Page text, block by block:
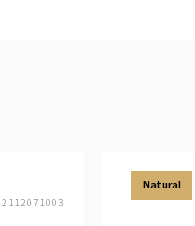
2112071003
Natural